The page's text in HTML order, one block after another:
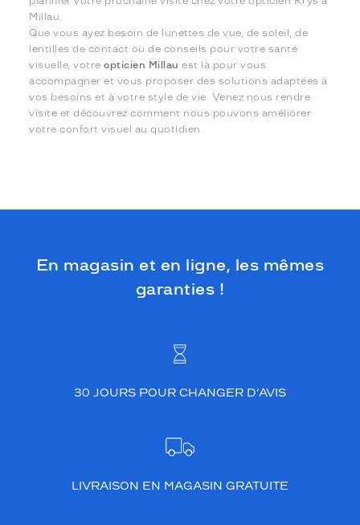
Millau.
Que vous ayez besoin de lunettes de vue, de soleil, de
lentilles de contact ou de conseils pour votre santé
visuelle, votreopticien Millau est là pour vous
accompagner et vous proposer des solutions adaptées à
vos besoins et à votre style de vie. Venez nous rendre
visite et découvrez comment nous pouvons améliorer
votre confort visuel au quotidien.
En magasin et en ligne, les mêmes
garanties !
30 JOURS POUR CHANGER D’AVIS
LIVRAISON EN MAGASIN GRATUITE